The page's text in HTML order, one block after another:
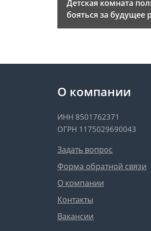
Детская комната
бояться за будущее
О компании
ИНН 8501762371
ОГРН 1175029690043
Задать вопрос
Форма обратной связи
О компании
Контакты
Вакансии